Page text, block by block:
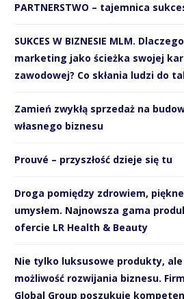
PARTNERSTWO – tajemnica
SUKCES W BIZNESIE MLM.
marketing jako ścieżka swojej
zawodowej? Co skłania ludzi do
Zamień zwykłą sprzedaż na
własnego biznesu
Prouvé – przyszłość dzieje się tu
Droga pomiędzy zdrowiem,
umysłem. Najnowsza gama
ofercie LR Health & Beauty
Nie tylko luksusowe produkty,
możliwość rozwijania biznesu.
Global Group poszukuje